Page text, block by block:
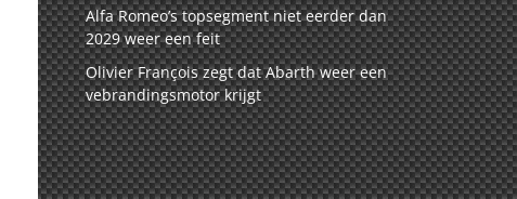
Alfa Romeo’s topsegment niet eerder dan
2029 weer een feit
Olivier François zegt dat Abarth weer een
vebrandingsmotor krijgt